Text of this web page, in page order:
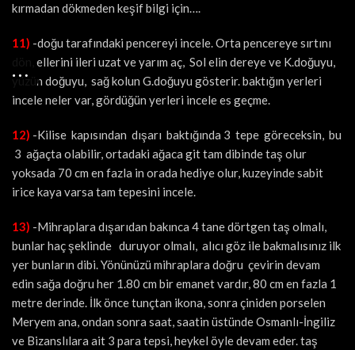
kırmadan dökmeden keşif bilgi için….
11) -doğu tarafındaki pencereyi incele. Orta pencereye sırtını
dön, ellerini ileri uzat ve yarım aç, Sol elin dereye ve K.doğuyu,
yüzün doğuyu, sağ kolun G.doğuyu gösterir. baktığın yerleri
incele neler var, gördüğün yerleri incele es geçme.
12) -Kilise kapısından dışarı baktığında 3 tepe göreceksin, bu
3 ağaçta olabilir, ortadaki ağaca git tam dibinde taş olur
yoksada 70 cm en fazla in orada hediye olur, kuzeyinde sabit
irice kaya varsa tam tepesini incele.
13) -Mihraplara dışarıdan bakınca 4 tane dörtgen taş olmalı,
bunlar haç şeklinde duruyor olmalı, alıcı göz ile bakmalısınız ilk
yer bunların dibi. Yönünüzü mihraplara doğru çevirin devam
edin sağa doğru her 1.80 cm bir emanet vardır, 80 cm en fazla 1
metre derinde. İlk önce tunçtan ikona, sonra çiniden porselen
Meryem ana, ondan sonra saat, saatin üstünde Osmanlı-İngiliz
ve Bizanslılara ait 3 para tepsi, heykel öyle devam eder. taş